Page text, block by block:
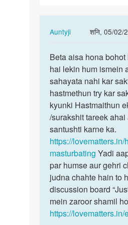
Auntyji
शनि, 05/02/
In
to
Humko
sex
kerna
chah
te
he…
by
Vishal
Sankhat
Beta
aisa
hona
bohot
hi…
Beta aisa hona bohot
hai lekin hum ismein
sahayata nahi kar
hastmethun try kar
kyunki Hastmaithun
/surakshit tareek ahai
santushti karne ka.
https://
masturbating Yadi
par humse aur gehri
judna chahte hain to
discussion board
mein zaroor shamil
https://lovematters.in/